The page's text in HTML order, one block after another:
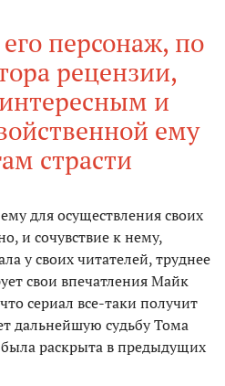
персонаж, по
рецензии,
и
ему
страсти
для осуществления своих
и сочувствие к нему,
у своих читателей, труднее
свои впечатления Майк
сериал все-таки получит
дальнейшую судьбу Тома
раскрыта в предыдущих